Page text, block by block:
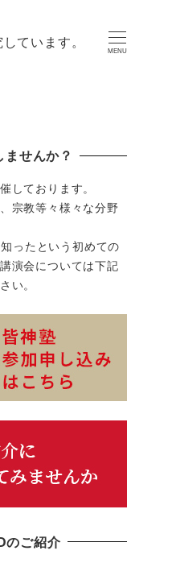
ています。
MENU
せんか？
しております。
宗教等々様々な分野
ったという初めての
演会については下記
い。
のご紹介